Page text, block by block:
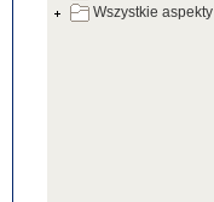
Wszystkie aspekty